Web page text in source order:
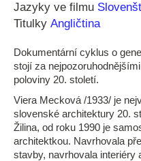
Jazyky ve filmu
Titulky Angličtina
Dokumentární cyklus o
stojí za
poloviny 20. století.
Viera Mecková /1933/ je
slovenské architektury 20.
Žilina, od roku 1990 je
architektkou. Navrhovala
stavby, navrhovala